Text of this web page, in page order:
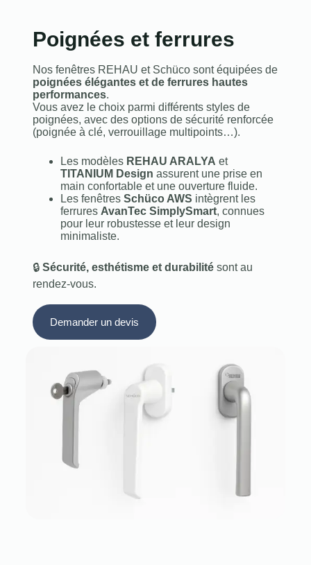
Poignées et ferrures
Nos fenêtres REHAU et Schüco sont équipées de
poignées élégantes et de ferrures hautes
performances.
Vous avez le choix parmi différents styles de
poignées, avec des options de sécurité renforcée
(poignée à clé, verrouillage multipoints…).
Les modèles REHAU ARALYA et
TITANIUM Design assurent une prise en
main confortable et une ouverture fluide.
Les fenêtres Schüco AWS intègrent les
ferrures AvanTec SimplySmart, connues
pour leur robustesse et leur design
minimaliste.
🔒 Sécurité, esthétisme et durabilitésont au
rendez-vous.
Demander un devis